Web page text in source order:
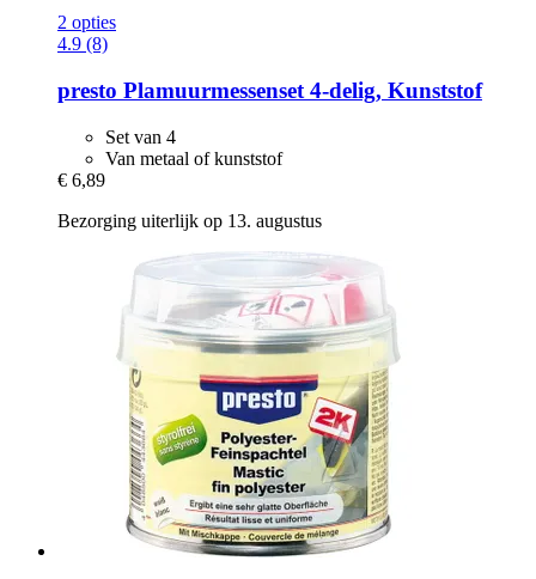
2 opties
4.9 (8)
presto Plamuurmessenset 4-​delig, Kunststof
Set van 4
Van metaal of kunststof
€ 6,89
Bezorging uiterlijk op 13. augustus